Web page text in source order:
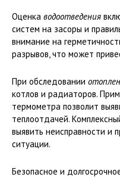
Оценка водоотведения
систем на засоры и
внимание на
разрывов, что может
При обследовании
котлов и радиаторов.
термометра позволит
теплоотдачей.
выявить неисправности и
ситуации.
Безопасное и